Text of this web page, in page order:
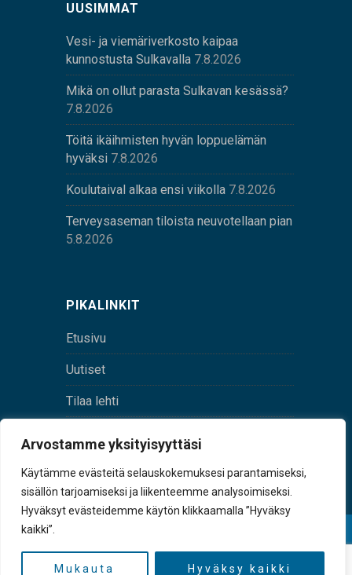
Arvostamme yksityisyyttäsi
Käytämme evästeitä selauskokemuksesi parantamiseksi,
sisällön tarjoamiseksi ja liikenteemme analysoimiseksi.
Hyväksyt evästeidemme käytön klikkaamalla ”Hyväksy
kaikki”.
Mukauta Hyväksy kaikki
UUSIMMAT
Vesi- ja viemäriverkosto kaipaa
kunnostusta Sulkavalla 7.8.2026
Mikä on ollut parasta Sulkavan kesässä?
7.8.2026
Töitä ikäihmisten hyvän loppuelämän
hyväksi 7.8.2026
Koulutaival alkaa ensi viikolla 7.8.2026
Terveysaseman tiloista neuvotellaan pian
5.8.2026
PIKALINKIT
Etusivu
Uutiset
Tilaa lehti
tunnus 0167229-8